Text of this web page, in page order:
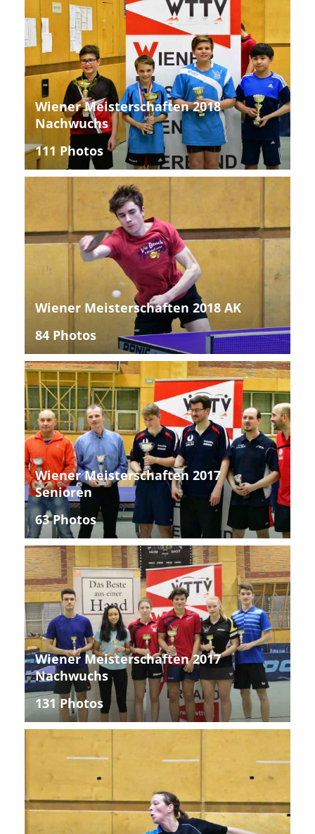
Wiener Meisterschaften 2018
Nachwuchs
111 Photos
Wiener Meisterschaften 2018 AK
84 Photos
Wiener Meisterschaften 2017
Senioren
63 Photos
Wiener Meisterschaften 2017
Nachwuchs
131 Photos